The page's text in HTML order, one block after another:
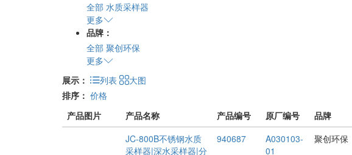
全部 水质采样器
更多
品牌：
全部 聚创环保
更多
展示：
列表
大图
排序： 价格
产品图片
产品名称 产品编号 原厂编号 品牌
JC-800B不锈钢水质
采样器|深水采样器|分
940687
A030103-
01
聚创环保